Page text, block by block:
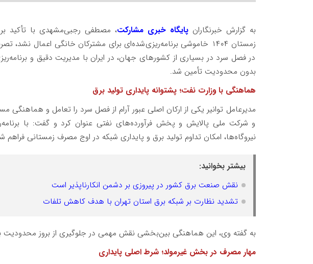
به گزارش خبرنگارانپایگاه خبری مشارکت، مصطفی رجبی‌مشهدی با تأکید
زمستان ۱۴۰۴ خاموشی برنامه‌ریزی‌شده‌ای برای مشترکان خانگی اعمال
در فصل سرد در بسیاری از کشورهای جهان، در ایران با مدیریت دقیق و
بدون محدودیت تأمین شد.
هماهنگی با وزارت نفت؛ پشتوانه پایداری تولید برق
مدیرعامل توانیر یکی از ارکان اصلی عبور آرام از فصل سرد را تعامل و هماهنگی
و شرکت ملی پالایش و پخش فرآورده‌های نفتی عنوان کرد و گفت: با
نیروگاه‌ها، امکان تداوم تولید برق و پایداری شبکه در اوج مصرف زمستانی فراهم
بیشتر بخوانید:
نقش صنعت برق کشور در پیروزی بر دشمن انکارناپذیر است
تشدید نظارت بر شبکه برق استان تهران با هدف کاهش تلفات
به گفته وی، این هماهنگی بین‌بخشی نقش مهمی در جلوگیری از بروز محدودیت
مهار مصرف در بخش غیرمولد؛ شرط اصلی پایداری